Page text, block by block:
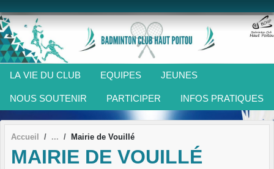
LA VIE DU CLUB EQUIPES JEUNES
NOUS SOUTENIR PARTICIPER INFOS PRATIQUES
Accueil Mairie de Vouillé
MAIRIE DE VOUILLÉ